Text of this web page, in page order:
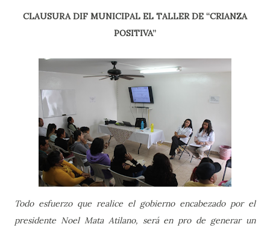
CLAUSURA DIF MUNICIPAL EL TALLER DE “CRIANZA
POSITIVA”
Todo esfuerzo que realice el gobierno encabezado por el
presidente Noel Mata Atilano, será en pro de generar un